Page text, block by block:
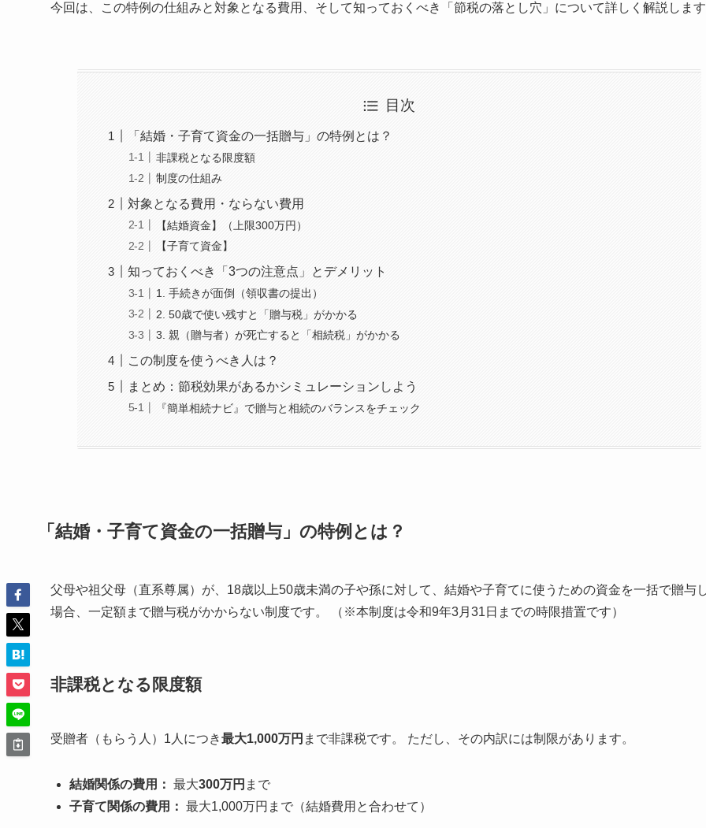
今回は、この特例の仕組みと対象となる費用、そして知っておくべき「節税の落とし穴」について詳しく解説しま
目次
「結婚・子育て資金の一括贈与」の特例とは？
非課税となる限度額
制度の仕組み
対象となる費用・ならない費用
【結婚資金】（上限300万円）
【子育て資金】
知っておくべき「3つの注意点」とデメリット
1. 手続きが面倒（領収書の提出）
2. 50歳で使い残すと「贈与税」がかかる
3. 親（贈与者）が死亡すると「相続税」がかかる
この制度を使うべき人は？
まとめ：節税効果があるかシミュレーションしよう
『簡単相続ナビ』で贈与と相続のバランスをチェック
「結婚・子育て資金の一括贈与」の特例とは？
父母や祖父母（直系尊属）が、18歳以上50歳未満の子や孫に対して、結婚や子育てに使うための資金を一括で贈与
場合、一定額まで贈与税がかからない制度です。 （※本制度は令和9年3月31日までの時限措置です）
非課税となる限度額
受贈者（もらう人）1人につき最大1,000万円 まで非課税です。 ただし、その内訳には制限があります。
結婚関係の費用： 最大300万円 まで
子育て関係の費用： 最大1,000万円まで（結婚費用と合わせて）